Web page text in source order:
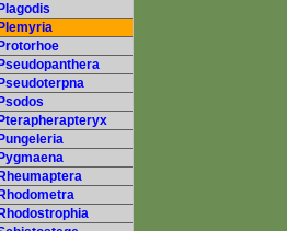
Plagodis
Plemyria
Protorhoe
Pseudopanthera
Pseudoterpna
Psodos
Pterapherapteryx
Pungeleria
Pygmaena
Rheumaptera
Rhodometra
Rhodostrophia